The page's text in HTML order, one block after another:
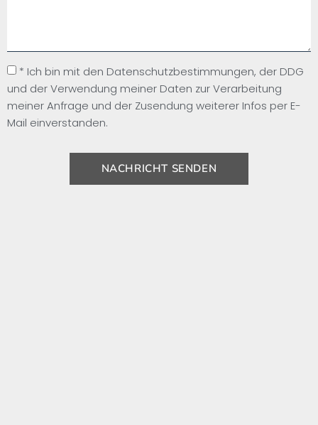
* Ich bin mit den Datenschutzbestimmungen, der DDG
und der Verwendung meiner Daten zur Verarbeitung
meiner Anfrage und der Zusendung weiterer Infos per E-
Mail einverstanden.
NACHRICHT SENDEN